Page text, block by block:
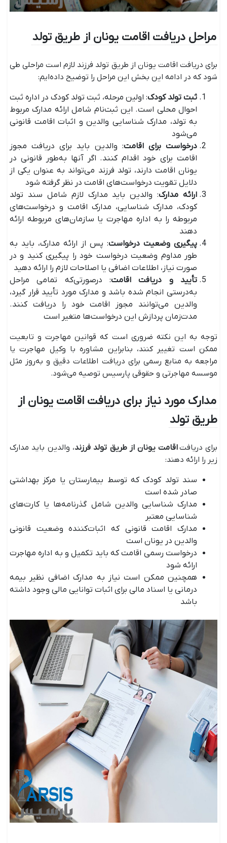
مراحل دریافت اقامت یونان از طریق تولد
برای دریافت اقامت یونان از طریق تولد فرزند لازم است مراحلی طی
شود که در ادامه این بخش این مراحل را توضیح داده‌ایم:
ثبت تولد کودک: اولین مرحله، ثبت تولد کودک در اداره ثبت
احوال محلی است. این ثبت‌نام شامل ارائه مدارک مربوط
به تولد، مدارک شناسایی والدین و اثبات اقامت قانونی
می‌شود
درخواست برای اقامت: والدین باید برای دریافت مجوز
اقامت برای خود اقدام کنند. اگر آنها به‌طور قانونی در
یونان اقامت دارند، تولد فرزند می‌تواند به عنوان یکی از
دلایل تقویت درخواست‌های اقامت در نظر گرفته شود
ارائه مدارک: والدین باید مدارک لازم شامل سند تولد
کودک، مدارک شناسایی، مدارک اقامت و درخواست‌های
مربوطه را به اداره مهاجرت یا سازمان‌های مربوطه ارائه
دهند
پیگیری وضعیت درخواست: پس از ارائه مدارک، باید به
طور مداوم وضعیت درخواست خود را پیگیری کنید و در
صورت نیاز، اطلاعات اضافی یا اصلاحات لازم را ارائه دهید
تأیید و دریافت اقامت: درصورتی‌که تمامی مراحل
به‌درستی انجام شده باشد و مدارک مورد تأیید قرار گیرد،
والدین می‌توانند مجوز اقامت خود را دریافت کنند.
مدت‌زمان پردازش این درخواست‌ها متغیر است
توجه به این نکته ضروری است که قوانین مهاجرت و تابعیت
ممکن است تغییر کنند، بنابراین مشاوره با وکیل مهاجرت یا
مراجعه به منابع رسمی برای دریافت اطلاعات دقیق و به‌روز مثل
موسسه مهاجرتی و حقوقی پارسیس توصیه می‌شود.
مدارک مورد نیاز برای دریافت اقامت یونان از
طریق تولد
برای دریافتاقامت یونان از طریق تولد فرزند، والدین باید مدارک
زیر را ارائه دهند:
سند تولد کودک که توسط بیمارستان یا مرکز بهداشتی
صادر شده است
مدارک شناسایی والدین شامل گذرنامه‌ها یا کارت‌های
شناسایی معتبر
مدارک اقامت قانونی که اثبات‌کننده وضعیت قانونی
والدین در یونان است
درخواست رسمی اقامت که باید تکمیل و به اداره مهاجرت
ارائه شود
همچنین ممکن است نیاز به مدارک اضافی نظیر بیمه
درمانی یا اسناد مالی برای اثبات توانایی مالی وجود داشته
باشد